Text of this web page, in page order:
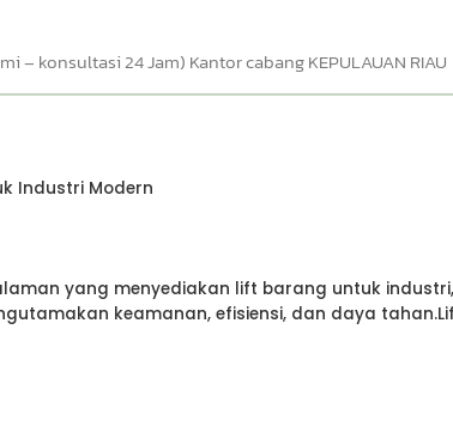
– konsultasi 24 Jam) Kantor cabang KEPULAUAN RIAU
Industri Modern
yang menyediakan lift barang untuk industri,
keamanan, efisiensi, dan daya